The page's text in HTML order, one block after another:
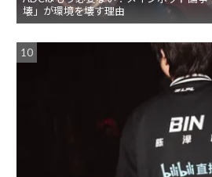
壊」が環境を壊す理由